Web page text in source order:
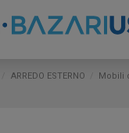
ARREDO ESTERNO
Mobili